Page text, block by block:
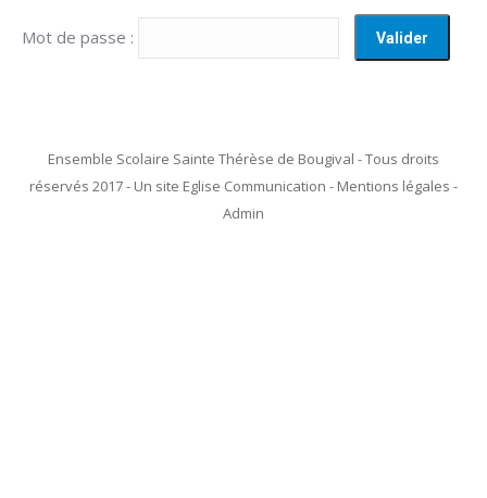
Mot de passe :
Ensemble Scolaire Sainte Thérèse de Bougival - Tous droits
réservés 2017 - Un site Eglise Communication - Mentions légales -
Admin